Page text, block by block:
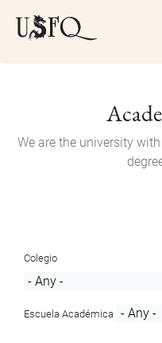
We are the university
Colegio
Escuela Académica